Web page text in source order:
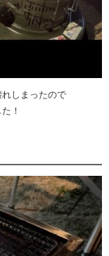
しまったので
！